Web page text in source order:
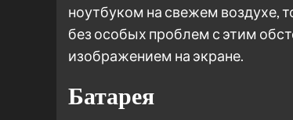
ноутбуком на свежем воздухе,
без особых проблем с этим
изображением на экране.
Батарея